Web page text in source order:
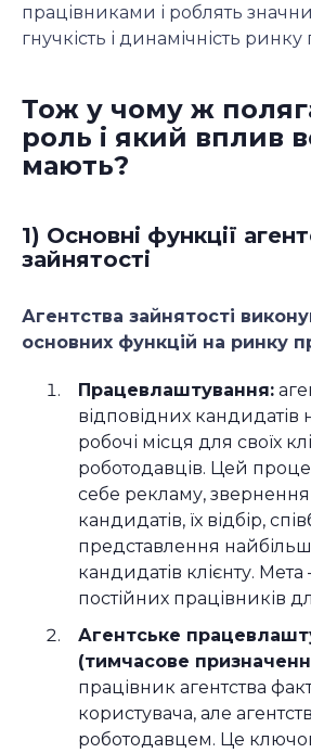
працівниками і роблять
гнучкість і динамічність ринку
Тож у чому ж
роль і який вплив
мають?
1) Основні функції
зайнятості
Агентства зайнятості
основних функцій на ринку
Працевлаштування:
відповідних кандидатів
робочі місця для своїх
роботодавців. Цей
себе рекламу,
кандидатів, їх відбір,
представлення
кандидатів клієнту. Мета
постійних працівників
Агентське
(тимчасове
працівник агентства
користувача, але
роботодавцем. Це